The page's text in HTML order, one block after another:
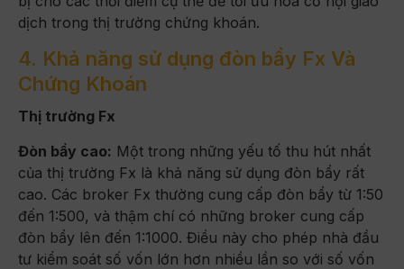
dịch trong thị trường chứng khoán.
4. Khả năng sử dụng đòn bẩy Fx Và
Chứng Khoán
Thị trường Fx
Đòn bẩy cao: Một trong những yếu tố thu hút nhất
của thị trường Fx là khả năng sử dụng đòn bẩy rất
cao. Các broker Fx thường cung cấp đòn bẩy từ 1:50
đến 1:500, và thậm chí có những broker cung cấp
đòn bẩy lên đến 1:1000. Điều này cho phép nhà đầu
tư kiểm soát số vốn lớn hơn nhiều lần so với số vốn